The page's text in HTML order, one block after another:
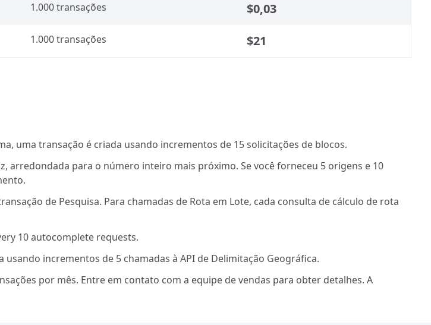
1.000 transações $0,03
1.000 transações $21
uma transação é criada usando incrementos de 15 solicitações de blocos.
arredondada para o número inteiro mais próximo. Se você forneceu 5 origens e 10
de Pesquisa. Para chamadas de Rota em Lote, cada consulta de cálculo de rota
10 autocomplete requests.
incrementos de 5 chamadas à API de Delimitação Geográfica.
por mês. Entre em contato com a equipe de vendas para obter detalhes. A